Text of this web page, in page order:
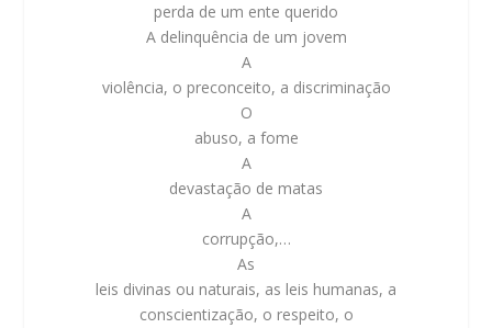
perda de um ente querido
A delinquência de um jovem
A
violência, o preconceito, a discriminação
O
abuso, a fome
A
devastação de matas
A
corrupção,…
As
leis divinas ou naturais, as leis humanas, a
conscientização, o respeito, o